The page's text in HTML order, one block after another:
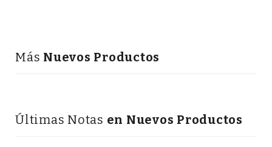
Más Nuevos Productos
Últimas Notas en Nuevos Productos